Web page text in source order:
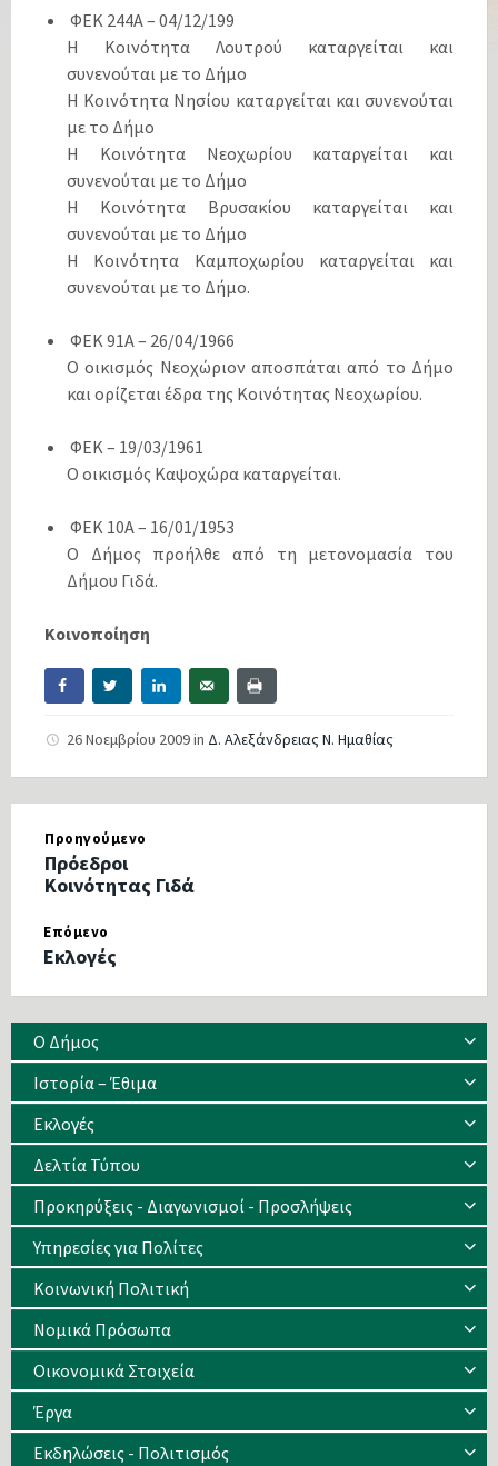
ΦΕΚ 244Α – 04/12/199
Η Κοινότητα Λουτρού καταργείται και
συνενούται με το Δήμο
Η Κοινότητα Νησίου καταργείται και συνενούται
με το Δήμο
Η Κοινότητα Νεοχωρίου καταργείται και
συνενούται με το Δήμο
Η Κοινότητα Βρυσακίου καταργείται και
συνενούται με το Δήμο
Η Κοινότητα Καμποχωρίου καταργείται και
συνενούται με το Δήμο.
ΦΕΚ 91Α – 26/04/1966
Ο οικισμός Νεοχώριον αποσπάται από το Δήμο
και ορίζεται έδρα της Κοινότητας Νεοχωρίου.
ΦΕΚ – 19/03/1961
Ο οικισμός Καψοχώρα καταργείται.
ΦΕΚ 10Α – 16/01/1953
Ο Δήμος προήλθε από τη μετονομασία του
Δήμου Γιδά.
Κοινοποίηση
26 Νοεμβρίου 2009in Δ. Αλεξάνδρειας Ν. Ημαθίας
Προηγούμενο
Πρόεδροι
Κοινότητας Γιδά
Επόμενο
Εκλογές
Ο Δήμος
Ιστορία – Έθιμα
Eκλογές
Δελτία Τύπου
Προκηρύξεις - Διαγωνισμοί - Προσλήψεις
Υπηρεσίες για Πολίτες
Κοινωνική Πολιτική
Νομικά Πρόσωπα
Οικονομικά Στοιχεία
Έργα
Εκδηλώσεις - Πολιτισμός